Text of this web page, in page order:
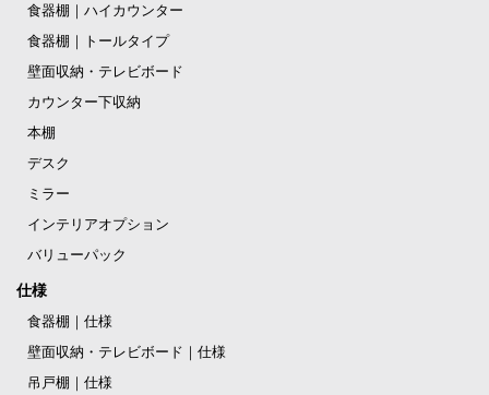
食器棚｜ハイカウンター
食器棚｜トールタイプ
壁面収納・テレビボード
カウンター下収納
本棚
デスク
ミラー
インテリアオプション
バリューパック
仕様
食器棚｜仕様
壁面収納・テレビボード｜仕様
吊戸棚｜仕様